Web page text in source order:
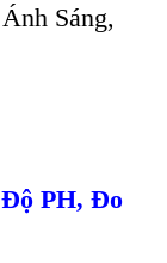
Sáng,
PH, Đo